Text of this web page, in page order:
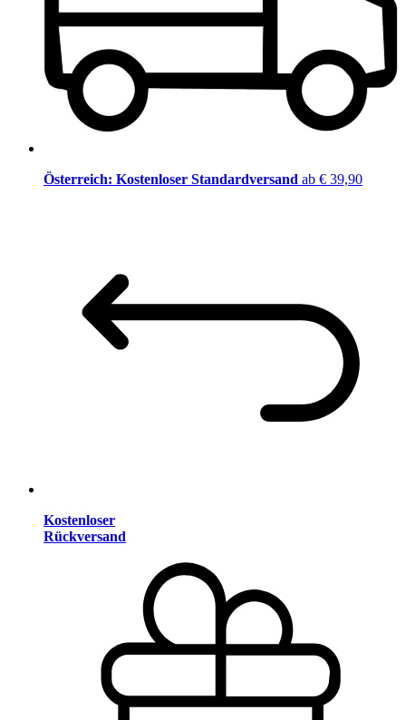
Österreich: Kostenloser Standardversand ab € 39,90
Kostenloser
Rückversand